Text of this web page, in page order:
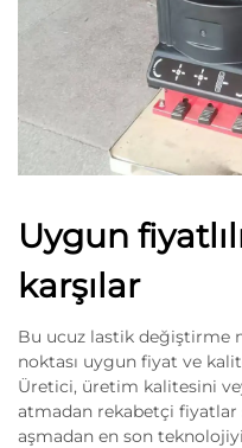
Uygun
karşılar
Bu ucuz lastik değiştirme
noktası uygun fiyat ve
Üretici, üretim kalitesini
atmadan rekabetçi
aşmadan en son